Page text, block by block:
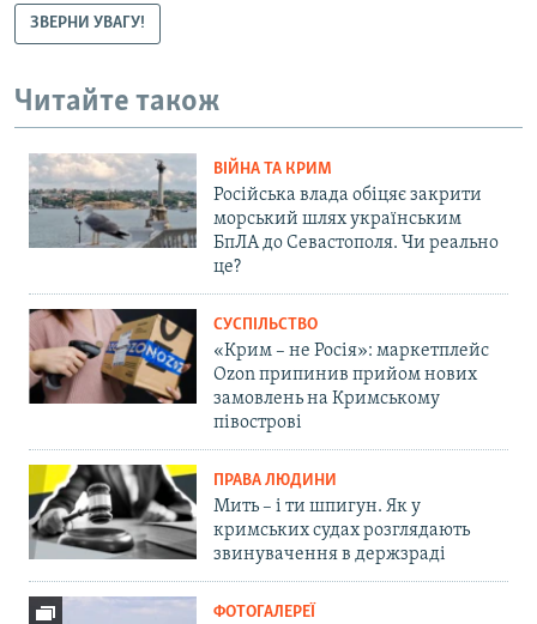
ЗВЕРНИ УВАГУ!
Читайте також
ВІЙНА ТА КРИМ
Російська влада обіцяє закрити
морський шлях українським
БпЛА до Севастополя. Чи реально
це?
СУСПІЛЬСТВО
«Крим – не Росія»: маркетплейс
Ozon припинив прийом нових
замовлень на Кримському
півострові
ПРАВА ЛЮДИНИ
Мить – і ти шпигун. Як у
кримських судах розглядають
звинувачення в держзраді
ФОТОГАЛЕРЕЇ